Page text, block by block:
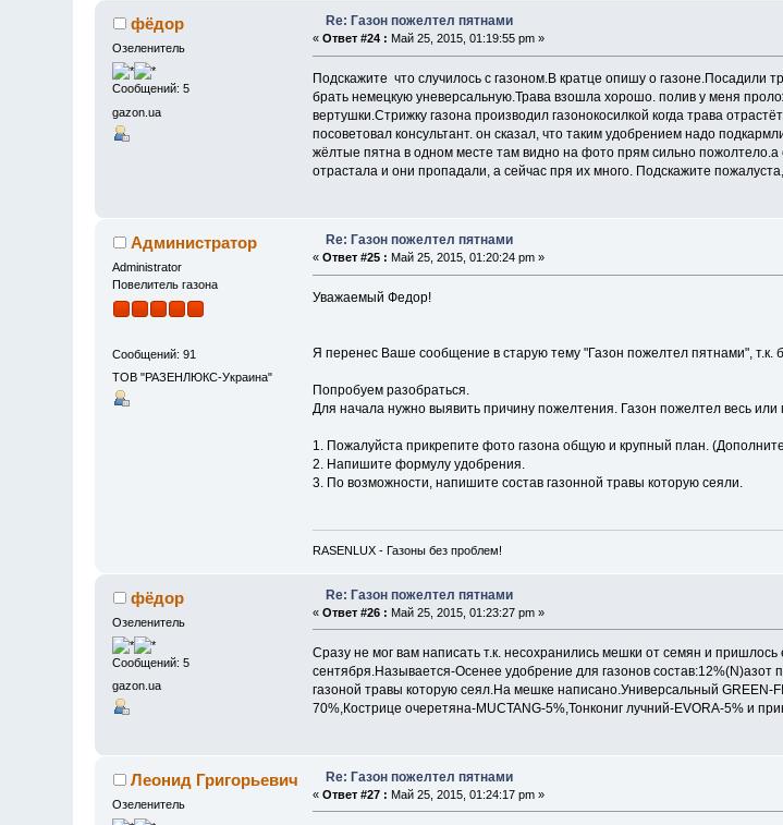
фёдор
Озеленитель
Сообщений: 5
gazon.ua
Re: Газон пожелтел пятнами
« Ответ #24 : Май 25, 2015, 01:19:55 pm »
Подскажите что случилось с газоном.В кратце опишу о газоне.Посадили
брать немецкую уневерсальную.Трава взошла хорошо. полив у меня
вертушки.Стрижку газона производил газонокосилкой когда трава
посоветовал консультант. он сказал, что таким удобрением надо
жёлтые пятна в одном месте там видно на фото прям сильно
отрастала и они пропадали, а сейчас пря их много. Подскажите
Администратор
Administrator
Повелитель газона
Сообщений: 91
ТОВ "РАЗЕНЛЮКС-Украина"
Re: Газон пожелтел пятнами
« Ответ #25 : Май 25, 2015, 01:20:24 pm »
Уважаемый Федор!
Я перенес Ваше сообщение в старую тему "Газон пожелтел пятнами", т.к.
Попробуем разобраться.
Для начала нужно выявить причину пожелтения. Газон пожелтел весь или
1. Пожалуйста прикрепите фото газона общую и крупный план.
2. Напишите формулу удобрения.
3. По возможности, напишите состав газонной травы которую сеяли.
RASENLUX - Газоны без проблем!
фёдор
Озеленитель
Сообщений: 5
gazon.ua
Re: Газон пожелтел пятнами
« Ответ #26 : Май 25, 2015, 01:23:27 pm »
Сразу не мог вам написать т.к. несохранились мешки от семян и
сентября.Называется-Осенее удобрение для газонов
газоной травы которую сеял.На мешке написано.Универсальный GREEN-
70%,Кострице очеретяна-MUCTANG-5%,Тонкониг лучний-EVORA-5% и
Леонид Григорьевич
Озеленитель
Re: Газон пожелтел пятнами
« Ответ #27 : Май 25, 2015, 01:24:17 pm »